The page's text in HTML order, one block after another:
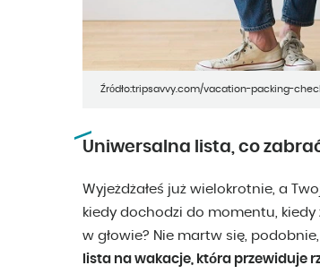
Źródło:tripsavvy.com/vacation-packing-
Uniwersalna lista, co
Wyjeżdżałeś już wielokrotnie, a
kiedy dochodzi do momentu,
w głowie? Nie martw się,
lista na wakacje, która przewiduje